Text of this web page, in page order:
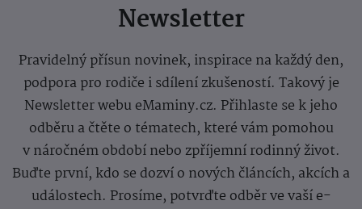
Newsletter
Pravidelný přísun novinek, inspirace na každý den,
podpora pro rodiče i sdílení zkušeností. Takový je
Newsletter webu eMaminy.cz. Přihlaste se k jeho
odběru a čtěte o tématech, které vám pomohou
v náročném období nebo zpříjemní rodinný život.
Buďte první, kdo se dozví o nových článcích, akcích a
událostech. Prosíme, potvrďte odběr ve vaší e-